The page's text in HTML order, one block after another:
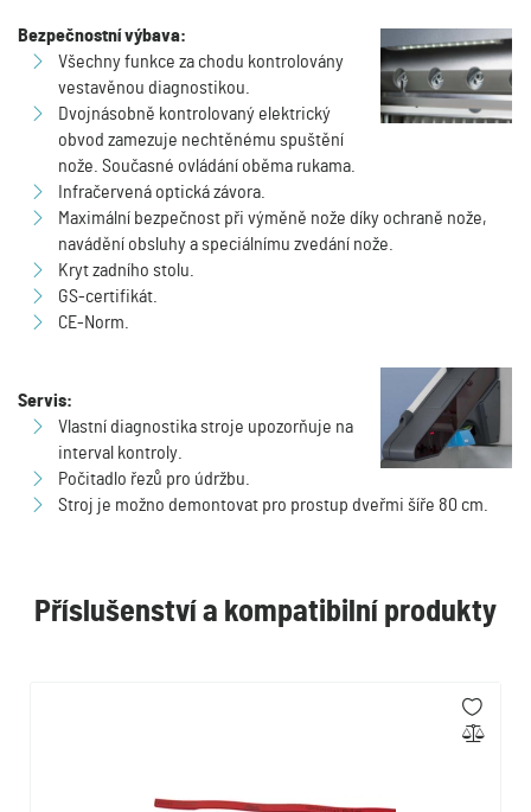
Bezpečnostní výbava:
Všechny funkce za chodu kontrolovány
vestavěnou diagnostikou.
Dvojnásobně kontrolovaný elektrický
obvod zamezuje nechtěnému spuštění
nože. Současné ovládání oběma rukama.
Infračervená optická závora.
Maximální bezpečnost při výměně nože díky ochraně nože,
navádění obsluhy a speciálnímu zvedání nože.
Kryt zadního stolu.
GS-certifikát.
CE-Norm.
Servis:
Vlastní diagnostika stroje upozorňuje na
interval kontroly.
Počitadlo řezů pro údržbu.
Stroj je možno demontovat pro prostup dveřmi šíře 80 cm.
Příslušenství a kompatibilní produkty